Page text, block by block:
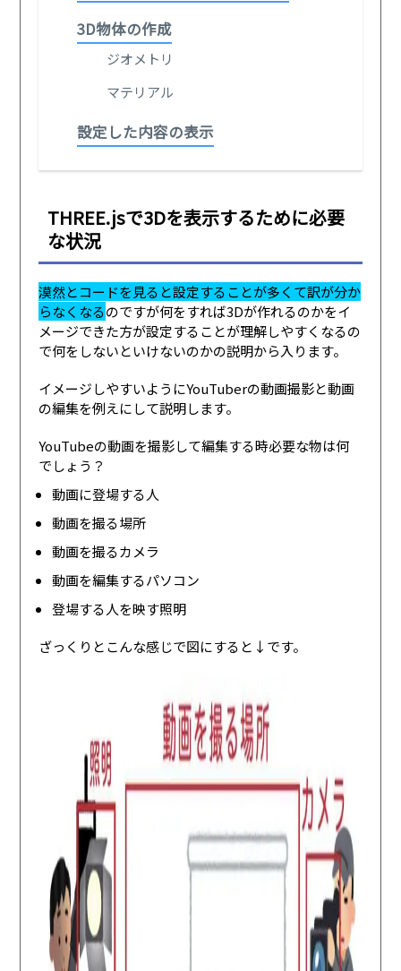
3D物体の作成
ジオメトリ
マテリアル
設定した内容の表示
THREE.jsで3Dを表示するために必要
な状況
漠然とコードを見ると設定することが多くて訳が分か
らなくなるのですが何をすれば3Dが作れるのかをイ
メージできた方が設定することが理解しやすくなるの
で何をしないといけないのかの説明から入ります。
イメージしやすいようにYouTuberの動画撮影と動画
の編集を例えにして説明します。
YouTubeの動画を撮影して編集する時必要な物は何
でしょう？
動画に登場する人
動画を撮る場所
動画を撮るカメラ
動画を編集するパソコン
登場する人を映す照明
ざっくりとこんな感じで図にすると↓です。